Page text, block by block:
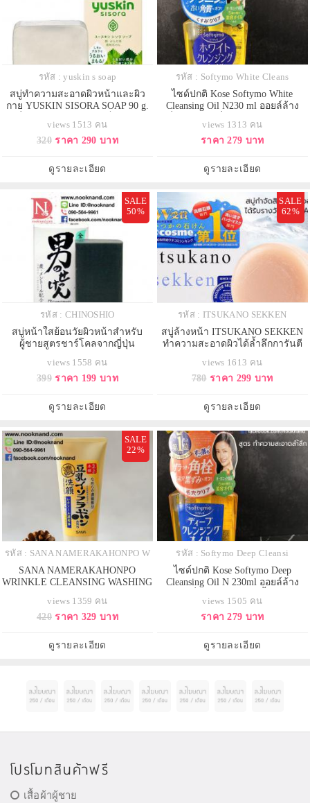
รหัส : yuskin s soap
สบู่ทำความสะอาดผิวหน้าและผิว
กาย YUSKIN SISORA SOAP 90 g.
views 1513 คน
320 ราคา 290 บาท
ดูรายละเอียด
รหัส : Softymo White Cleans
ไซด์ปกติ Kose Softymo White
Cleansing Oil N230 ml ออยล์ล้าง
views 1313 คน
ราคา 279 บาท
ดูรายละเอียด
SALE
50%
รหัส : CHINOSHIO
สบู่หน้าใสย้อนวัยผิวหน้าสำหรับ
ผู้ชายสูตรชาร์โคลจากญี่ปุ่น
views 1558 คน
399 ราคา 199 บาท
ดูรายละเอียด
SALE
62%
รหัส : ITSUKANO SEKKEN
สบู่ล้างหน้า ITSUKANO SEKKEN
ทำความสะอาดผิวได้ล้ำลึกการันตี
views 1613 คน
780 ราคา 299 บาท
ดูรายละเอียด
SALE
22%
รหัส : SANA NAMERAKAHONPO W
SANA NAMERAKAHONPO
WRINKLE CLEANSING WASHING
จิ้งแคร์ ให้ผิวกระชับเต่งตึง
views 1359 คน
420 ราคา 329 บาท
ดูรายละเอียด
รหัส : Softymo Deep Cleansi
ไซด์ปกติ Kose Softymo Deep
Cleansing Oil N 230ml ออยล์ล้าง
views 1505 คน
ราคา 279 บาท
ดูรายละเอียด
โปรโมทสินค้าฟรี
เสื้อผ้าผู้ชาย